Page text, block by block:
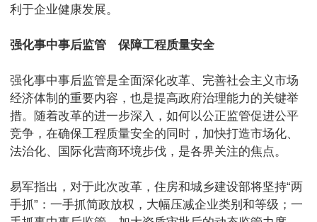
利于企业健康发展。
强化事中事后监管 保障工程质量安全
强化事中事后监管是全面深化改革、完善社会主义市场
经济体制的重要内容，也是提高政府治理能力的关键举
措。随着改革的进一步深入，如何以公正监管促进公平
竞争，在确保工程质量安全的同时，加快打造市场化、
法治化、国际化营商环境步伐，是各界关注的焦点。
易军指出，对于此次改革，住房和城乡建设部将坚持“两
手抓”：一手抓简政放权，大幅压减企业类别和等级；一